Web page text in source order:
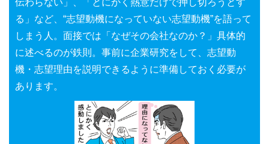
伝わらない」、「とにかく熱意だけで押し切ろうとす
る」など、“志望動機になっていない志望動機”を語って
しまう人。面接では「なぜその会社なのか？」具体的
に述べるのが鉄則。事前に企業研究をして、志望動
機・志望理由を説明できるように準備しておく必要が
あります。